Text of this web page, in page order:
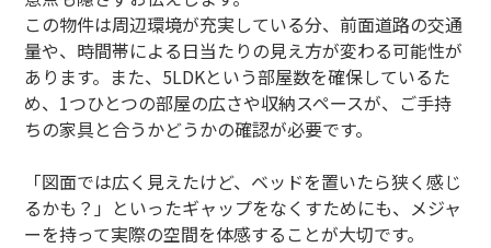
この物件は周辺環境が充実している分、前面道路の交通
量や、時間帯による日当たりの見え方が変わる可能性が
あります。また、5LDKという部屋数を確保しているた
め、1つひとつの部屋の広さや収納スペースが、ご手持
ちの家具と合うかどうかの確認が必要です。
「図面では広く見えたけど、ベッドを置いたら狭く感じ
るかも？」といったギャップをなくすためにも、メジャ
ーを持って実際の空間を体感することが大切です。